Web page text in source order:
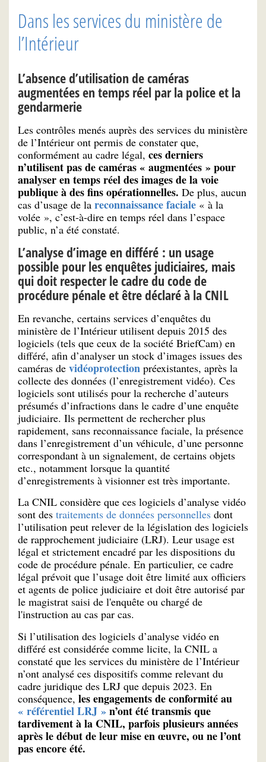
Dans les services du ministère de
l’Intérieur
L’absence d’utilisation de caméras
augmentées en temps réel par la police et la
gendarmerie
Les contrôles menés auprès des services du ministère
de l’Intérieur ont permis de constater que,
conformément au cadre légal, ces derniers
n’utilisent pas de caméras « augmentées » pour
analyser en temps réel des images de la voie
publique à des fins opérationnelles. De plus, aucun
cas d’usage de la reconnaissance faciale « à la
volée », c’est-à-dire en temps réel dans l’espace
public, n’a été constaté.
L’analyse d’image en différé : un usage
possible pour les enquêtes judiciaires, mais
qui doit respecter le cadre du code de
procédure pénale et être déclaré à la CNIL
En revanche, certains services d’enquêtes du
ministère de l’Intérieur utilisent depuis 2015 des
logiciels (tels que ceux de la société BriefCam) en
différé, afin d’analyser un stock d’images issues des
caméras de vidéoprotection préexistantes, après la
collecte des données (l’enregistrement vidéo). Ces
logiciels sont utilisés pour la recherche d’auteurs
présumés d’infractions dans le cadre d’une enquête
judiciaire. Ils permettent de rechercher plus
rapidement, sans reconnaissance faciale, la présence
dans l’enregistrement d’un véhicule, d’une personne
correspondant à un signalement, de certains objets
etc., notamment lorsque la quantité
d’enregistrements à visionner est très importante.
La CNIL considère que ces logiciels d’analyse vidéo
sont des traitements de données personnelles dont
l’utilisation peut relever de la législation des logiciels
de rapprochement judiciaire (LRJ). Leur usage est
légal et strictement encadré par les dispositions du
code de procédure pénale. En particulier, ce cadre
légal prévoit que l’usage doit être limité aux officiers
et agents de police judiciaire et doit être autorisé par
le magistrat saisi de l'enquête ou chargé de
l'instruction au cas par cas.
Si l’utilisation des logiciels d’analyse vidéo en
différé est considérée comme licite, la CNIL a
constaté que les services du ministère de l’Intérieur
n’ont analysé ces dispositifs comme relevant du
cadre juridique des LRJ que depuis 2023. En
conséquence, les engagements de conformité au
« référentiel LRJ »n’ont été transmis que
tardivement à la CNIL, parfois plusieurs années
après le début de leur mise en œuvre, ou ne l’ont
pas encore été.